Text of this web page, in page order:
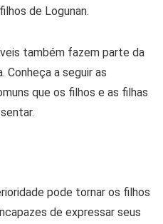
também fazem parte da
Conheça a seguir as
que os filhos e as filhas
pode tornar os filhos
de expressar seus